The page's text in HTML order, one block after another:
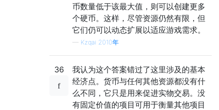
币数量低于该最大值，则可以创建更多
个硬币。这样，尽管资源仍然有限，但
它们仍可以动态扩展以适应游戏需求。
— Kzqai 2010年
36
我认为这个答案错过了这里涉及的基本
经济点。货币与任何其他资源都没有什
么不同，它只是用来促进实物交易。没
有固定价值的项目可用于衡量其他项目